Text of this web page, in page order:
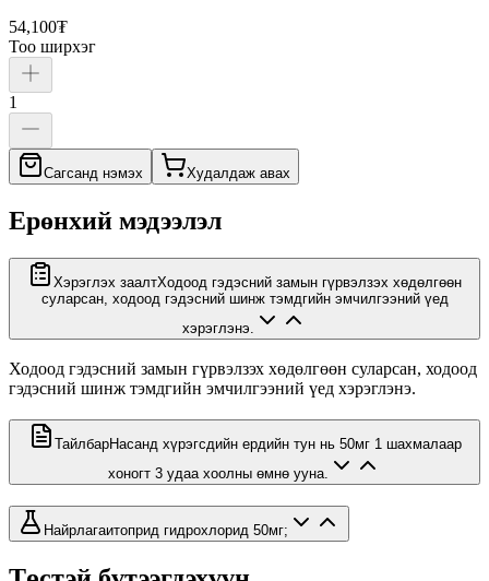
54,100₮
Тоо ширхэг
1
Сагсанд нэмэх Худалдаж авах
Ерөнхий мэдээлэл
Хэрэглэх заалтХодоод гэдэсний замын гүрвэлзэх хөдөлгөөн
суларсан, ходоод гэдэсний шинж тэмдгийн эмчилгээний үед
хэрэглэнэ.
Ходоод гэдэсний замын гүрвэлзэх хөдөлгөөн суларсан, ходоод
гэдэсний шинж тэмдгийн эмчилгээний үед хэрэглэнэ.
ТайлбарНасанд хүрэгсдийн ердийн тун нь 50мг 1 шахмалаар
хоногт 3 удаа хоолны өмнө ууна.
Найрлагаитоприд гидрохлорид 50мг;